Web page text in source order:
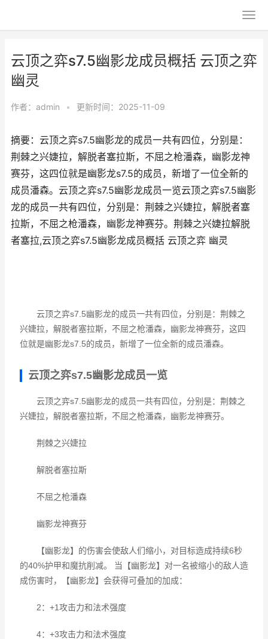
云顶之弈s7.5幽影龙成员概括 云顶之弈
幽灵
作者： admin • 更新时间：2025-11-09
摘要：云顶之弈s7.5幽影龙的成员一共有四位，分别是：
荆棘之兴婕拉，解脱者塞拉斯，不屈之枪潘森，幽影龙神
赛芬，这四位就是幽影龙s7.5的成员，新增了一位全新的
成员潘森。云顶之弈s7.5幽影龙成员一览云顶之弈s7.5幽影
龙的成员一共有四位，分别是：荆棘之兴婕拉，解脱者塞
拉斯，不屈之枪潘森，幽影龙神赛芬。荆棘之兴婕拉解脱
者塞拉,云顶之弈s7.5幽影龙成员概括 云顶之弈 幽灵
云顶之弈s7.5幽影龙的成员一共有四位，分别是：荆棘之
兴婕拉，解脱者塞拉斯，不屈之枪潘森，幽影龙神赛芬，这四
位就是幽影龙s7.5的成员，新增了一位全新的成员潘森。
云顶之弈s7.5幽影龙成员一览
云顶之弈s7.5幽影龙的成员一共有四位，分别是：荆棘之
兴婕拉，解脱者塞拉斯，不屈之枪潘森，幽影龙神赛芬。
荆棘之兴婕拉
解脱者塞拉斯
不屈之枪潘森
幽影龙神赛芬
【幽影龙】的伤害会使敌人们缩小，对目标造成持续6秒
的40%护甲和魔抗削减。 当【幽影龙】对一名被缩小的敌人造
成伤害时，【幽影龙】会获得可叠加的加成：
2：+1攻击力和法术强度
4：+3攻击力和法术强度